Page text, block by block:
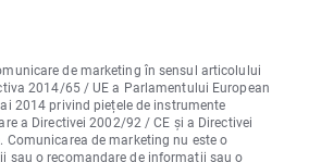
de marketing în sensul articolului
2014/65 / UE a Parlamentului European
2014 privind piețele de instrumente
a Directivei 2002/92 / CE și a Directivei
Comunicarea de marketing nu este o
sau o recomandare de informații sau o